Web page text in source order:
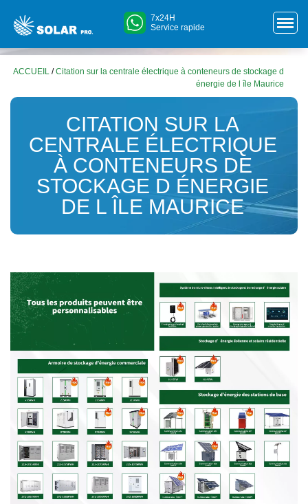
7x24H
Service rapide
ACCUEIL /Citation sur la centrale électrique à conteneurs de stockage d
énergie de l île Maurice
CITATION SUR LA
CENTRALE ÉLECTRIQUE
À CONTENEURS DE
STOCKAGE D ÉNERGIE
DE L ÎLE MAURICE